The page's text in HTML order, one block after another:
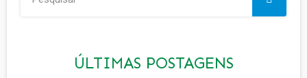
ÚLTIMAS POSTAGENS